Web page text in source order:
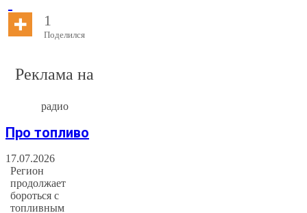
1
Поделился
Реклама на
радио
Про топливо
17.07.2026
Регион
продолжает
бороться с
топливным